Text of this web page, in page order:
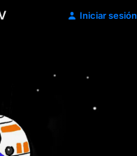
Iniciar sesión